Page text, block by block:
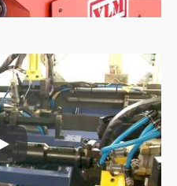
Rørfødningsmaskine